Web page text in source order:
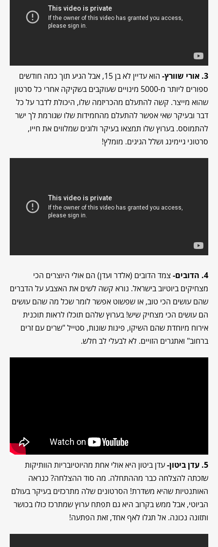
3. אורי שוורץ-
הוא עדיין לא בן 15, אבל הגיע תוך כמה חודשים
ספורים ליותר מ-5000 מינויים שעוקבים בשקיקה אחרי כל סרטון
שהוא מייצר. קשה להתעלם מהכריזמה שלו, היכולת לדבר על כל
דבר ובעיקר שאי אפשר להתעלם מהחמידות שלו שגורמת לך ישר
להתמוסס. בערוץ שלו תמצאו בעיקר ולוגים שמלווים את חייו,
סרטוני גיימינג ושלל הגיגים. מומלץ!
4. הדובים-
צמד הדובים (אלדר ועדן) הם אולי היוצרים הכי
מצחיקים ביוטיוב בישראל. נורא קשה לשים את האצבע על הדברים
שהם עושים הכי טוב, או שפשוט אפשר לומר שכל מה שהם עושים
הם עושים הכי מצחיק שיש! בערוץ שלהם תוכלו לראות תוכנית
אירוח מיוחדת שהם השיקו, פינות שונות, סטייל "שרים עם זרים
ברחוב" ואתגרים הזויים. לא לבעלי לב חלש.
5. עדן ביטון-
עדן ביטון היא אולי אחת מהיוטיובריות הוותיקות
שזכתה להצלחה כבר מההתחלה. מה סוד ההצלחה? כנראה
האותנטיות שהיא משדרת! הסרטונים שלה מתרכזים בעיקר בעולם
הביוטי, אבל ממש בקרוב היא גם תפתח ערוץ שמתרכז כולו בכושר
ותזונה נכונה. אל תגלו לאף אחד, זאת הפתעה!